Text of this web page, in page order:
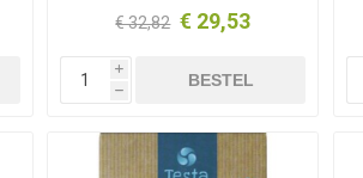
€ 32,82 € 29,53
i
h
BESTEL